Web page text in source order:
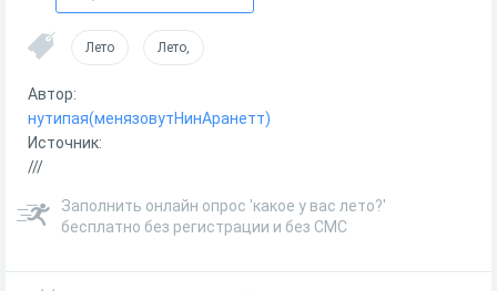
Лето Лето,
Автор:
нутипая(менязовутНинАранетт)
Источник:
///
Заполнить онлайн опрос 'какое у вас лето?'
бесплатно без регистрации и без СМС